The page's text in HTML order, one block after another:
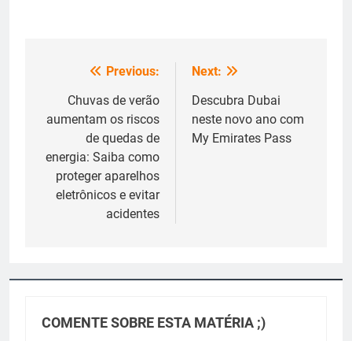
Navegação
Previous:
Chuvas de verão
aumentam os riscos
de quedas de
energia: Saiba como
proteger aparelhos
eletrônicos e evitar
acidentes
Next:
Descubra Dubai
neste novo ano com
My Emirates Pass
COMENTE SOBRE ESTA MATÉRIA ;)